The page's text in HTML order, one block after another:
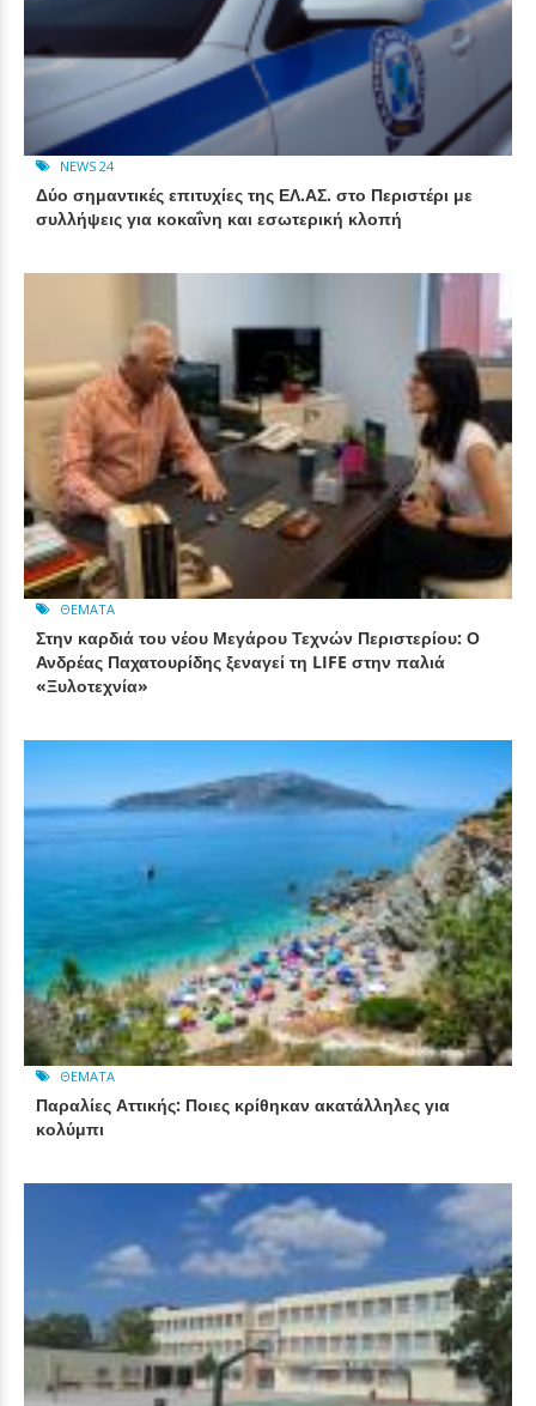
NEWS 24
Δύο σημαντικές επιτυχίες της ΕΛ.ΑΣ. στο Περιστέρι με
συλλήψεις για κοκαΐνη και εσωτερική κλοπή
ΘΈΜΑΤΑ
Στην καρδιά του νέου Μεγάρου Τεχνών Περιστερίου: Ο
Ανδρέας Παχατουρίδης ξεναγεί τη LIFE στην παλιά
«Ξυλοτεχνία»
ΘΈΜΑΤΑ
Παραλίες Αττικής: Ποιες κρίθηκαν ακατάλληλες για
κολύμπι